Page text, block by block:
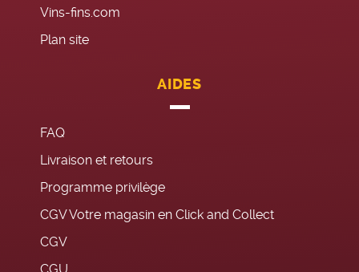
Vins-fins.com
Plan site
AIDES
FAQ
Livraison et retours
Programme privilège
CGV Votre magasin en Click and Collect
CGV